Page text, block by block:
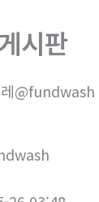
시판
@fundwash